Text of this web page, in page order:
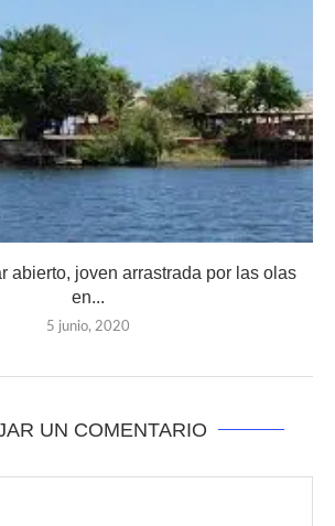
abierto, joven arrastrada por las olas
en...
5 junio, 2020
UN COMENTARIO